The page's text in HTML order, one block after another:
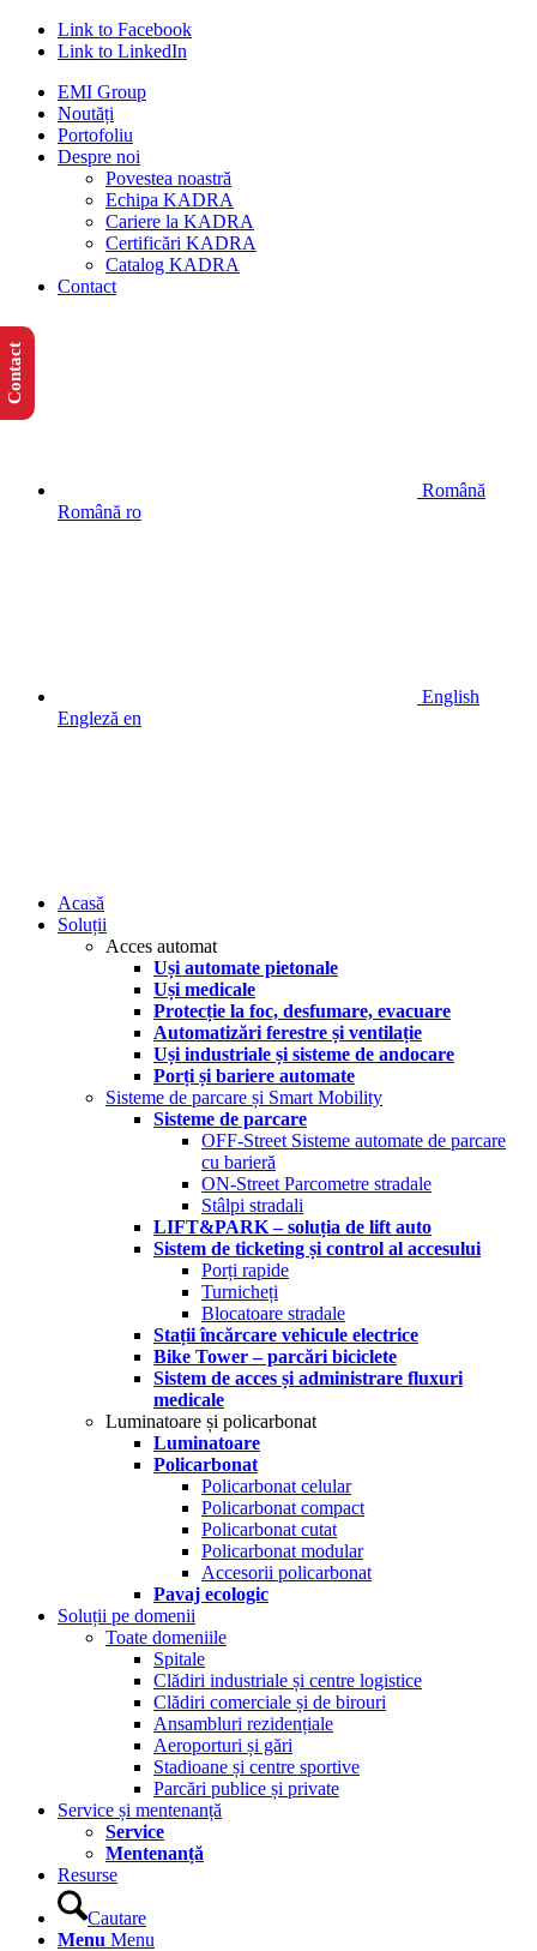
Link to Facebook
Link to LinkedIn
EMI Group
Noutăți
Portofoliu
Despre noi
Povestea noastră
Echipa KADRA
Cariere la KADRA
Certificări KADRA
Catalog KADRA
Contact
Română
Română ro
English
Engleză en
Acasă
Soluții
Acces automat
Uși automate pietonale
Uși medicale
Protecție la foc, desfumare, evacuare
Automatizări ferestre și ventilație
Uși industriale și sisteme de andocare
Porți și bariere automate
Sisteme de parcare și Smart Mobility
Sisteme de parcare
OFF-Street Sisteme automate de parcare
cu barieră
ON-Street Parcometre stradale
Stâlpi stradali
LIFT&PARK – soluția de lift auto
Sistem de ticketing și control al accesului
Porți rapide
Turnicheți
Blocatoare stradale
Stații încărcare vehicule electrice
Bike Tower – parcări biciclete
Sistem de acces și administrare fluxuri
medicale
Luminatoare și policarbonat
Luminatoare
Policarbonat
Policarbonat celular
Policarbonat compact
Policarbonat cutat
Policarbonat modular
Accesorii policarbonat
Pavaj ecologic
Soluții pe domenii
Toate domeniile
Spitale
Clădiri industriale și centre logistice
Clădiri comerciale și de birouri
Ansambluri rezidențiale
Aeroporturi și gări
Stadioane și centre sportive
Parcări publice și private
Service și mentenanță
Service
Mentenanță
Resurse
Cautare
Menu Menu
Contact